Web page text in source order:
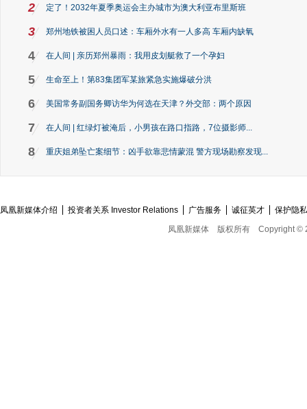
2 定了！2032年夏季奥运会主办城市为澳大利亚布里斯班
3 郑州地铁被困人员口述：车厢外水有一人多高 车厢内缺氧
4 在人间 | 亲历郑州暴雨：我用皮划艇救了一个孕妇
5 生命至上！第83集团军某旅紧急实施爆破分洪
6 美国常务副国务卿访华为何选在天津？外交部：两个原因
7 在人间 | 红绿灯被淹后，小男孩在路口指路，7位摄影师...
8 重庆姐弟坠亡案细节：凶手欲靠悲情蒙混 警方现场勘察发现...
凤凰新媒体介绍 投资者关系 Investor Relations 广告服务 诚征英才
保护隐
凤凰新媒体
版权所有 Copyright ©